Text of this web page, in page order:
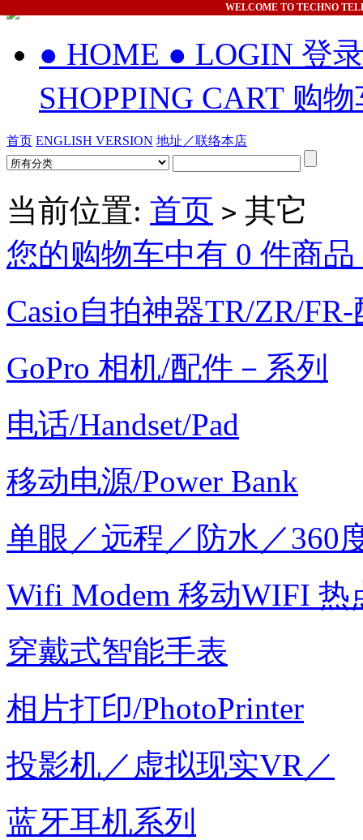
WELCOME TO TECHNO
● HOME ● LOGIN 登
SHOPPING CART 购
首页 ENGLISH VERSION 地址／联络本店
当前位置: 首页 > 其它
您的购物车中有 0 件商
Casio自拍神器TR/ZR/
GoPro 相机/配件－系列
电话/Handset/Pad
移动电源/Power Bank
单眼／远程／防水／360
Wifi Modem 移动WIFI 热
穿戴式智能手表
相片打印/PhotoPrinter
投影机／虚拟现实VR／
蓝牙耳机系列